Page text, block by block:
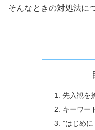
そんなときの対処法に
先入観を
キーワー
”はじめ